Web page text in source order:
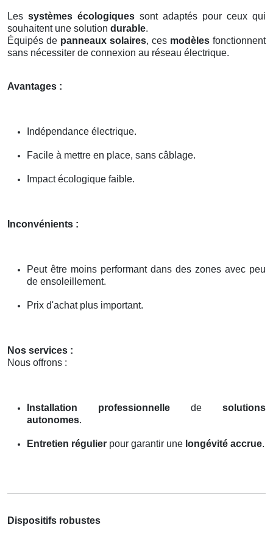
Les systèmes écologiques sont adaptés pour ceux qui
souhaitent une solution durable.
Équipés de panneaux solaires, ces modèles fonctionnent
sans nécessiter de connexion au réseau électrique.
Avantages :
Indépendance électrique.
Facile à mettre en place, sans câblage.
Impact écologique faible.
Inconvénients :
Peut être moins performant dans des zones avec peu
de ensoleillement.
Prix d'achat plus important.
Nos services :
Nous offrons :
Installation professionnelle de solutions
autonomes.
Entretien régulier pour garantir une longévité accrue.
Dispositifs robustes